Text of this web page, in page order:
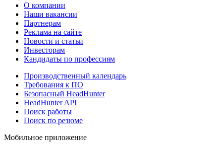
О компании
Наши вакансии
Партнерам
Реклама на сайте
Новости и статьи
Инвесторам
Кандидаты по профессиям
Производственный календарь
Требования к ПО
Безопасный HeadHunter
HeadHunter API
Поиск работы
Поиск по резюме
Мобильное приложение